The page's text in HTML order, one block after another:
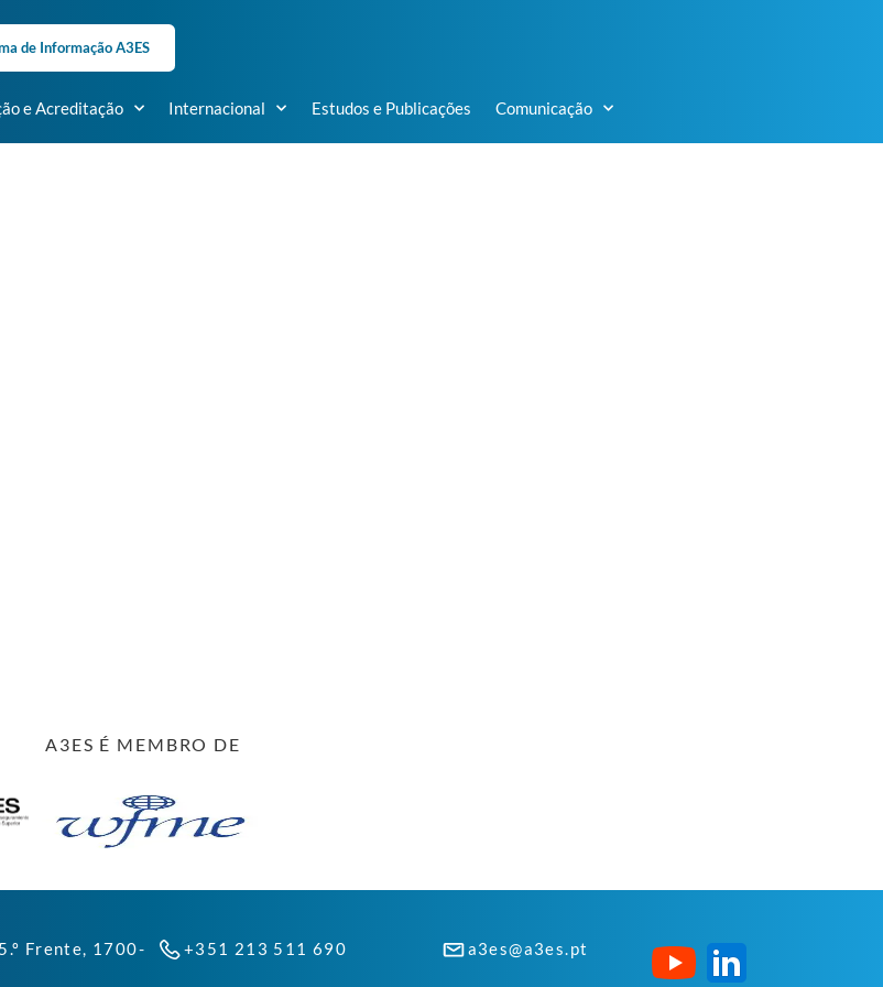
de Informação A3ES
e Acreditação Internacional Estudos e Publicações Comunicação
A3ES É MEMBRO DE
Frente, 1700-
+351 213 511 690 a3es@a3es.pt